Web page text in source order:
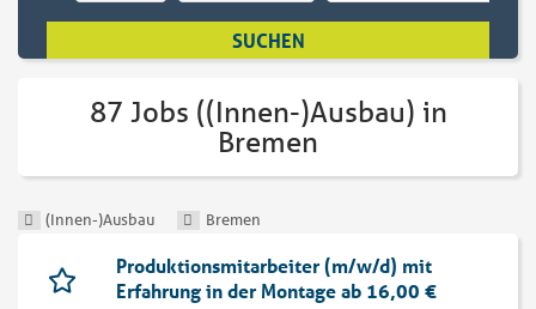
87 Jobs ((Innen-)Ausbau) in
Bremen
(Innen-)Ausbau Bremen
Produktionsmitarbeiter (m/w/d) mit
Erfahrung in der Montage ab 16,00 €